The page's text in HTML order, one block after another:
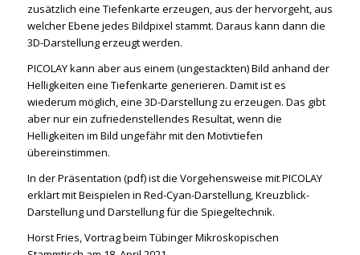
zusätzlich eine Tiefenkarte erzeugen, aus der hervorgeht, aus
welcher Ebene jedes Bildpixel stammt. Daraus kann dann die
3D-Darstellung erzeugt werden.
PICOLAY kann aber aus einem (ungestackten) Bild anhand der
Helligkeiten eine Tiefenkarte generieren. Damit ist es
wiederum möglich, eine 3D-Darstellung zu erzeugen. Das gibt
aber nur ein zufriedenstellendes Resultat, wenn die
Helligkeiten im Bild ungefähr mit den Motivtiefen
übereinstimmen.
In der Präsentation (pdf) ist die Vorgehensweise mit PICOLAY
erklärt mit Beispielen in Red-Cyan-Darstellung, Kreuzblick-
Darstellung und Darstellung für die Spiegeltechnik.
Horst Fries, Vortrag beim Tübinger Mikroskopischen